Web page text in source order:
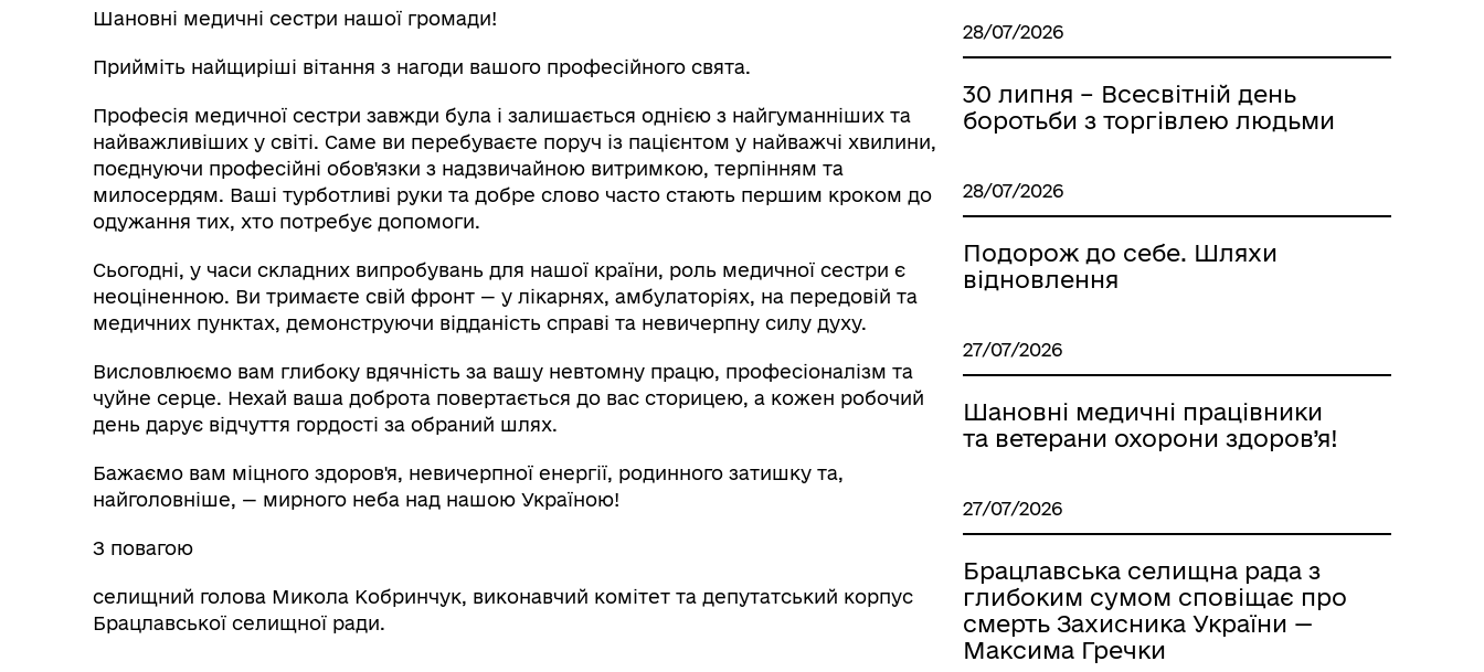
Шановні медичні сестри нашої громади!
Прийміть найщиріші вітання з нагоди вашого професійного свята.
Професія медичної сестри завжди була і залишається однією з найгуманніших та
найважливіших у світі. Саме ви перебуваєте поруч із пацієнтом у найважчі хвилини,
поєднуючи професійні обов'язки з надзвичайною витримкою, терпінням та
милосердям. Ваші турботливі руки та добре слово часто стають першим кроком до
одужання тих, хто потребує допомоги.
Сьогодні, у часи складних випробувань для нашої країни, роль медичної сестри є
неоціненною. Ви тримаєте свій фронт — у лікарнях, амбулаторіях, на передовій та
медичних пунктах, демонструючи відданість справі та невичерпну силу духу.
Висловлюємо вам глибоку вдячність за вашу невтомну працю, професіоналізм та
чуйне серце. Нехай ваша доброта повертається до вас сторицею, а кожен робочий
день дарує відчуття гордості за обраний шлях.
Бажаємо вам міцного здоров'я, невичерпної енергії, родинного затишку та,
найголовніше, — мирного неба над нашою Україною!
З повагою
селищний голова Микола Кобринчук, виконавчий комітет та депутатський корпус
Брацлавської селищної ради.
28/07/2026
30 липня – Всесвітній день
боротьби з торгівлею людьми
28/07/2026
Подорож до себе. Шляхи
відновлення
27/07/2026
Шановні медичні працівники
та ветерани охорони здоров’я!
27/07/2026
Брацлавська селищна рада з
глибоким сумом сповіщає про
смерть Захисника України —
Максима Гречки